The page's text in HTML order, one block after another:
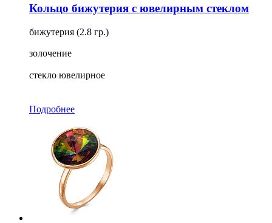
Кольцо бижутерия с ювелирным стеклом
бижутерия (2.8 гр.)
золочение
стекло ювелирное
Подробнее